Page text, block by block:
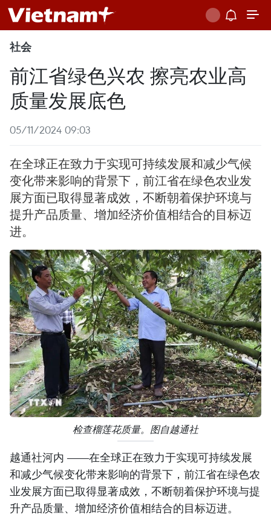
社会
前江省绿色兴农 擦亮农业高
质量发展底色
05/11/2024 09:03
在全球正在致力于实现可持续发展和减少气候
变化带来影响的背景下，前江省在绿色农业发
展方面已取得显著成效，不断朝着保护环境与
提升产品质量、增加经济价值相结合的目标迈
进。
检查榴莲花质量。图自越通社
越通社河内 ——在全球正在致力于实现可持续发展
和减少气候变化带来影响的背景下，前江省在绿色农
业发展方面已取得显著成效，不断朝着保护环境与提
升产品质量、增加经济价值相结合的目标迈进。